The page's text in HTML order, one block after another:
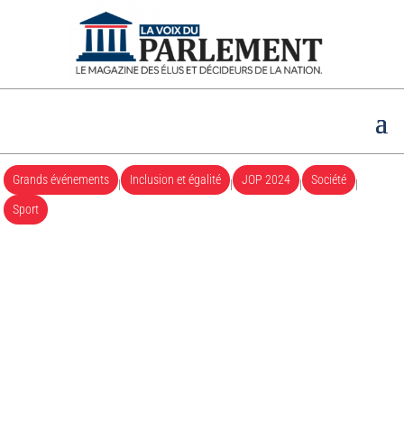
Grands événements | Inclusion et égalité | JOP 2024 | Société
|
Sport